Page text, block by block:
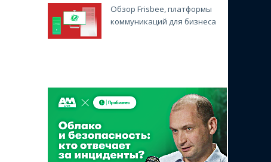
Обзор Frisbee, платформы
коммуникаций для бизнеса